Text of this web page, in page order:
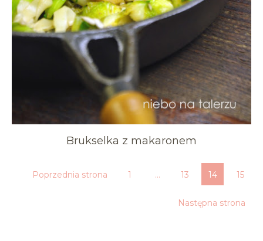
Brukselka z makaronem
Poprzednia strona 1 … 13 14 15
Następna strona